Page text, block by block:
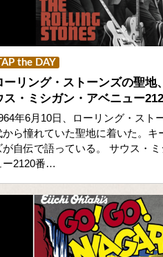
the DAY
ーリング・ストーンズの聖地
ス・ミシガン・アベニュー
年6月10日、ローリング・スト
から憧れていた聖地に着いた。キ
が自伝で語っている。 サウス・
ー2120番…